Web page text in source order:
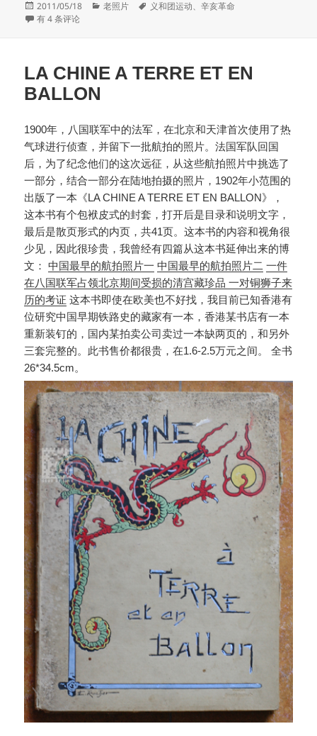
发
布
2011/05/18
分
老照片
标
义和团运动、辛亥革命
历史总是相似
有 4 条评论
LA CHINE A TERRE ET EN
BALLON
1900年，八国联军中的法军，在北京和天津首次使用了热
气球进行侦查，并留下一批航拍的照片。法国军队回国
后，为了纪念他们的这次远征，从这些航拍照片中挑选了
一部分，结合一部分在陆地拍摄的照片，1902年小范围的
出版了一本《LA CHINE A TERRE ET EN BALLON》，
这本书有个包袱皮式的封套，打开后是目录和说明文字，
最后是散页形式的内页，共41页。这本书的内容和视角很
少见，因此很珍贵，我曾经有四篇从这本书延伸出来的博
文：中国最早的航拍照片一 中国最早的航拍照片二 一件
在八国联军占领北京期间受损的清宫藏珍品一对铜狮子来
历的考证 这本书即使在欧美也不好找，我目前已知香港有
位研究中国早期铁路史的藏家有一本，香港某书店有一本
重新装钉的，国内某拍卖公司卖过一本缺两页的，和另外
三套完整的。此书售价都很贵，在1.6-2.5万元之间。 全书
26*34.5cm。